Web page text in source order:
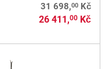
31 698,00Kč
26 411,00Kč